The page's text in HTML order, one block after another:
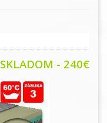
SKLADOM - 240€